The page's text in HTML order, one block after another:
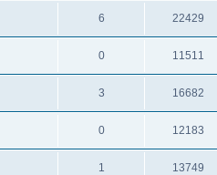
6 22429
0 11511
3 16682
0 12183
1 13749